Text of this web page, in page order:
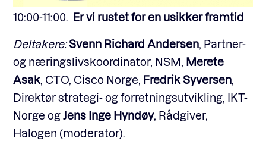
10:00-11:00. Er vi rustet for en usikker framtid
Deltakere:Svenn Richard Andersen , Partner-
og næringslivskoordinator, NSM, Merete
Asak, CTO, Cisco Norge, Fredrik Syversen
Direktør strategi- og forretningsutvikling, IKT-
Norge ogJens Inge Hyndøy, Rådgiver,
Halogen (moderator).